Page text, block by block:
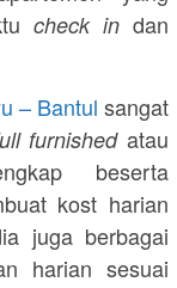
check in dan
– Bantul sangat
furnishedatau
beserta
kost harian
juga berbagai
harian sesuai